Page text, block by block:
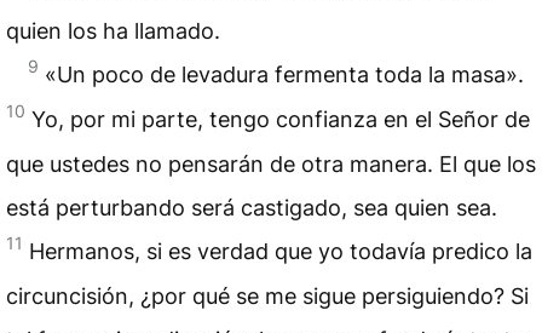
quien los ha llamado.
9 «Un poco de levadura fermenta toda la masa».
10 Yo, por mi parte, tengo confianza en el Señor de
que ustedes no pensarán de otra manera. El que los
está perturbando será castigado, sea quien sea.
11 Hermanos, si es verdad que yo todavía predico la
circuncisión, ¿por qué se me sigue persiguiendo? Si